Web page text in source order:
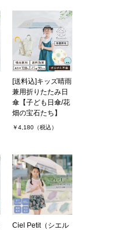
[送料込]キッズ晴雨
兼用折りたたみ日
傘【子ども日傘/花
畑の宝石たち】
￥4,180（税込）
Ciel Petit（シエル